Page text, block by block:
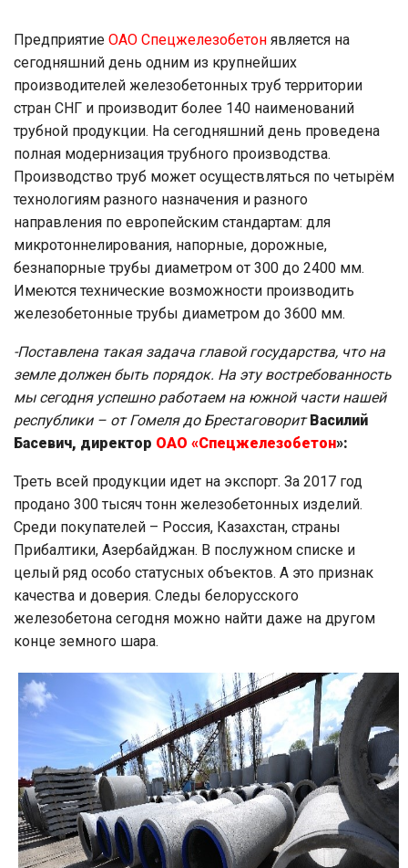
Предприятие ОАО Спецжелезобетон является на
сегодняшний день одним из крупнейших
производителей железобетонных труб территории
стран СНГ и производит более 140 наименований
трубной продукции. На сегодняшний день проведена
полная модернизация трубного производства.
Производство труб может осуществляться по четырём
технологиям разного назначения и разного
направления по европейским стандартам: для
микротоннелирования, напорные, дорожные,
безнапорные трубы диаметром от 300 до 2400 мм.
Имеются технические возможности производить
железобетонные трубы диаметром до 3600 мм.
-Поставлена такая задача главой государства, что на
земле должен быть порядок. На эту востребованность
мы сегодня успешно работаем на южной части нашей
республики – от Гомеля до Брестаговорит Василий
Басевич, директор ОАО «Спецжелезобетон»:
Треть всей продукции идет на экспорт. За 2017 год
продано 300 тысяч тонн железобетонных изделий.
Среди покупателей – Россия, Казахстан, страны
Прибалтики, Азербайджан. В послужном списке и
целый ряд особо статусных объектов. А это признак
качества и доверия. Следы белорусского
железобетона сегодня можно найти даже на другом
конце земного шара.